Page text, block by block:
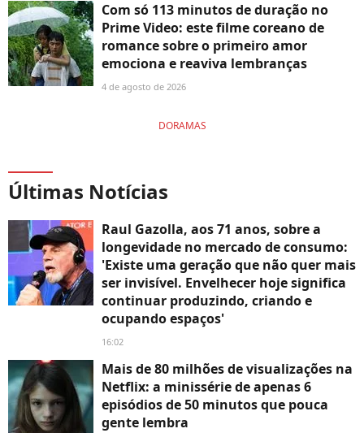
Com só 113 minutos de duração no
Prime Video: este filme coreano de
romance sobre o primeiro amor
emociona e reaviva lembranças
4 de agosto de 2026
DORAMAS
Últimas Notícias
Raul Gazolla, aos 71 anos, sobre a
longevidade no mercado de consumo:
'Existe uma geração que não quer mais
ser invisível. Envelhecer hoje significa
continuar produzindo, criando e
ocupando espaços'
16:02
Mais de 80 milhões de visualizações na
Netflix: a minissérie de apenas 6
episódios de 50 minutos que pouca
gente lembra